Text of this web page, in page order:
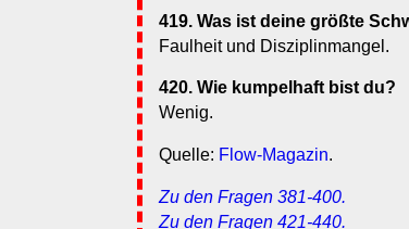
419. Was ist deine größte
Faulheit und Disziplinmangel.
420. Wie kumpelhaft bist du?
Wenig.
Quelle: Flow-Magazin.
Zu den Fragen 381-400.
Zu den Fragen 421-440.